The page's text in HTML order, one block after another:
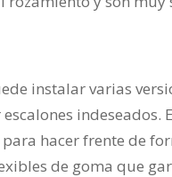
instalar varias
hacer frente de
de goma que